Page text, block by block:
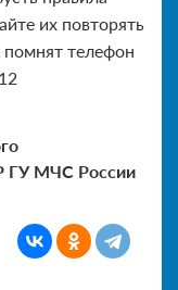
их повторять
помнят телефон
ГУ МЧС России